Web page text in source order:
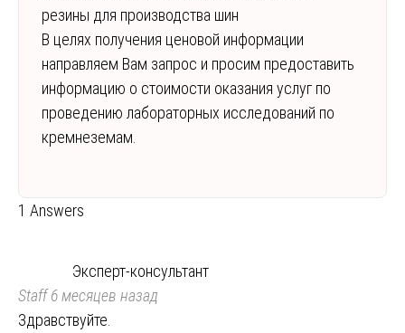
резины для производства шин
В целях получения ценовой информации
направляем Вам запрос и просим предоставить
информацию о стоимости оказания услуг по
проведению лабораторных исследований по
кремнеземам.
1 Answers
Эксперт-консультант
Staff6 месяцев назад
Здравствуйте.